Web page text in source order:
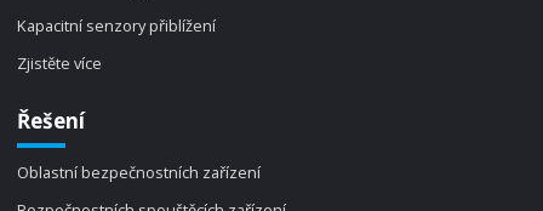
Kapacitní senzory přiblížení
Zjistěte více
Řešení
Oblastní bezpečnostních zařízení